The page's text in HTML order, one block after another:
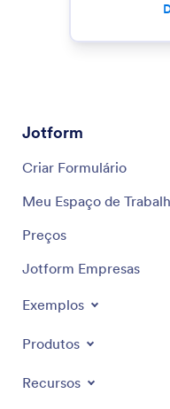
Jotform
Criar Formulário
Meu Espaço de
Preços
Jotform Empresas
Exemplos
Produtos
Recursos